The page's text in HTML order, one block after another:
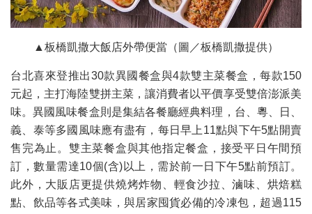
▲板橋凱撒大飯店外帶便當（圖／板橋凱撒提供）
台北喜來登推出30款異國餐盒與4款雙主菜餐盒，每款150
元起，主打海陸雙拼主菜，讓消費者以平價享受雙倍澎派美
味。異國風味餐盒則是集結各餐廳經典料理，台、粵、日、
義、泰等多國風味應有盡有，每日早上11點與下午5點開賣
售完為止。雙主菜餐盒與其他指定餐盒，接受平日午間預
訂，數量需達10個(含)以上，需於前一日下午5點前預訂。
此外，大販店更提供燒烤炸物、輕食沙拉、滷味、烘焙糕
點、飲品等各式美味，與居家囤貨必備的冷凍包，超過115